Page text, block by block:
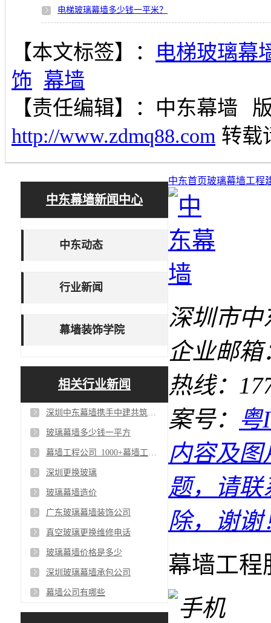
电梯玻璃幕墙多少钱一平米？
【本文标签】：
电梯玻璃幕
饰 幕墙
【责任编辑】： 中东幕墙
http://www.zdmq88.com 转载
中东幕墙新闻中心
中东动态
行业新闻
幕墙装饰学院
相关行业新闻
深圳中东幕墙携手中建共筑单元式幕墙工程_争创一流幕墙工程公司
玻璃幕墙多少钱一平方
幕墙工程公司_1000+幕墙工程客户案例
深圳更换玻璃
玻璃幕墙造价
广东玻璃幕墙装饰公司
真空玻璃更换维修电话
玻璃幕墙价格是多少
深圳玻璃幕墙承包公司
幕墙公司有哪些
中东首页玻璃幕墙工程
深圳市中
企业邮箱
热线：
案号： 粤
内容及
题，请联
除，谢谢
幕墙工程